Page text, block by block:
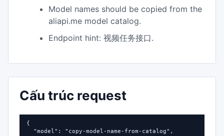
Model names should be copied from the
aliapi.me model catalog.
Endpoint hint: 视频任务接口.
Cấu trúc request
{
  "model": "copy-model-name-from-catalog",